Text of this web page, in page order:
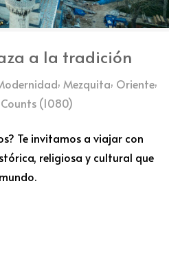
a la tradición
, Mezquita, Oriente,
(1080)
Te invitamos a viajar con
religiosa y cultural que